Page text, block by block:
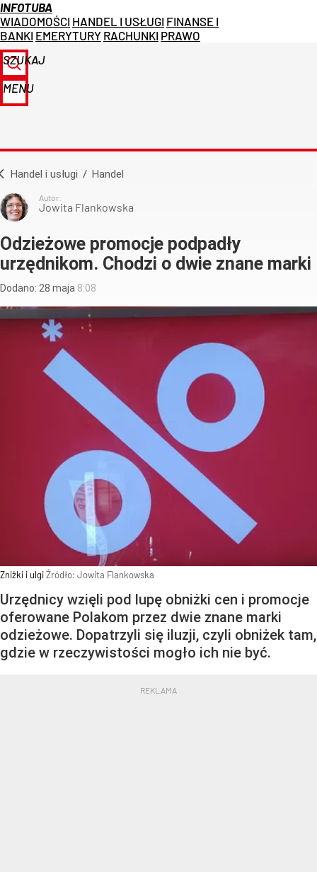
INFOTUBA
WIADOMOŚCI HANDEL I USŁUGI FINANSE I
BANKI EMERYTURY RACHUNKI PRAWO
SZUKAJ
MENU
Handel i usługi / Handel
Autor:
Jowita Flankowska
Odzieżowe promocje podpadły
urzędnikom. Chodzi o dwie znane marki
Dodano: 28 maja 8:08
Zniżki i ulgiŹródło: Jowita Flankowska
Urzędnicy wzięli pod lupę obniżki cen i promocje
oferowane Polakom przez dwie znane marki
odzieżowe. Dopatrzyli się iluzji, czyli obniżek tam,
gdzie w rzeczywistości mogło ich nie być.